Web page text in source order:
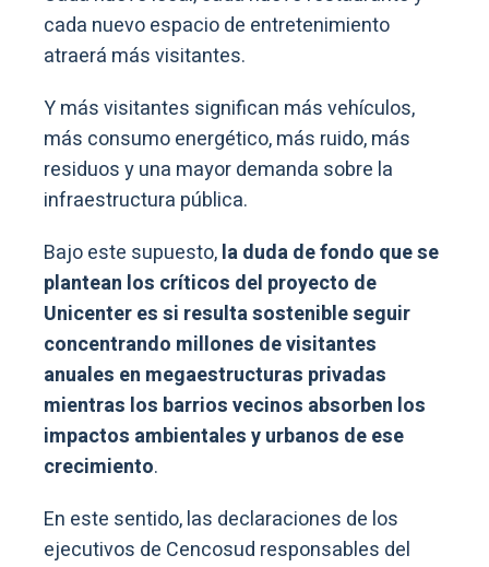
cada nuevo espacio de entretenimiento
atraerá más visitantes.
Y más visitantes significan más vehículos,
más consumo energético, más ruido, más
residuos y una mayor demanda sobre la
infraestructura pública.
Bajo este supuesto,la duda de fondo que se
plantean los críticos del proyecto de
Unicenter es si resulta sostenible seguir
concentrando millones de visitantes
anuales en megaestructuras privadas
mientras los barrios vecinos absorben los
impactos ambientales y urbanos de ese
crecimiento.
En este sentido, las declaraciones de los
ejecutivos de Cencosud responsables del